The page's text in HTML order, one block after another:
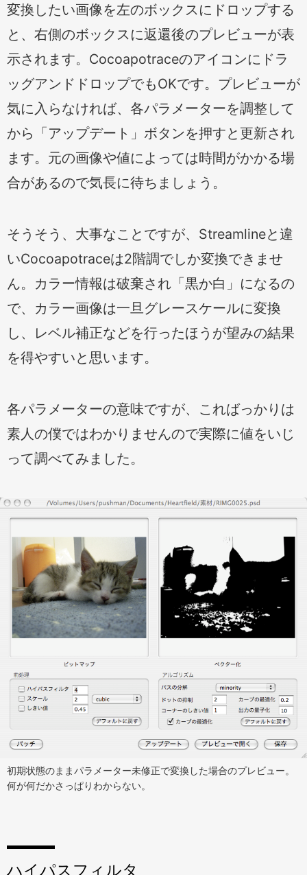
変換したい画像を左のボックスにドロップする
と、右側のボックスに返還後のプレビューが表
示されます。Cocoapotraceのアイコンにドラ
ッグアンドドロップでもOKです。プレビューが
気に入らなければ、各パラメーターを調整して
から「アップデート」ボタンを押すと更新され
ます。元の画像や値によっては時間がかかる場
合があるので気長に待ちましょう。
そうそう、大事なことですが、Streamlineと違
いCocoapotraceは2階調でしか変換できませ
ん。カラー情報は破棄され「黒か白」になるの
で、カラー画像は一旦グレースケールに変換
し、レベル補正などを行ったほうが望みの結果
を得やすいと思います。
各パラメーターの意味ですが、こればっかりは
素人の僕ではわかりませんので実際に値をいじ
って調べてみました。
初期状態のままパラメーター未修正で変換した場合のプレビュー。
何が何だかさっぱりわからない。
ハイパスフィルタ